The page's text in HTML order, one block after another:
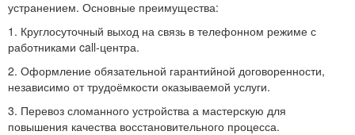
устранением. Основные преимущества:
1. Круглосуточный выход на связь в телефонном режиме с
работниками call-центра.
2. Оформление обязательной гарантийной договоренности,
независимо от трудоёмкости оказываемой услуги.
3. Перевоз сломанного устройства а мастерскую для
повышения качества восстановительного процесса.